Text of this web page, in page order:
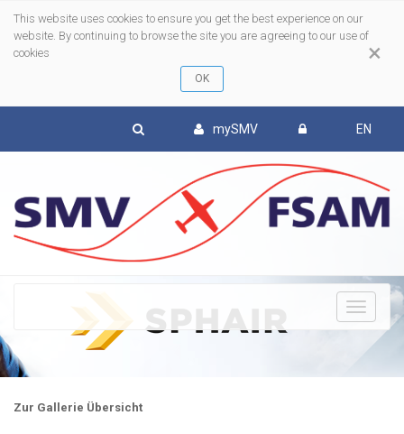
×
This website uses cookies to ensure you get the best experience on our
website. By continuing to browse the site you are agreeing to our use of
cookies
mySMV EN
Zur Gallerie Übersicht